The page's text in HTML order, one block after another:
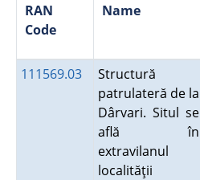
RAN
Code
Name
111569.03
Structură
patrulateră de la
Dârvari. Situl se
află în
extravilanul
localităţii